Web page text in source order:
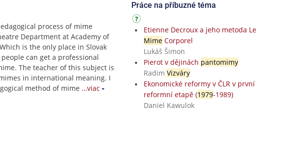
process of mime
Department at Academy of
is the only place in Slovak
can get a professional
The teacher of this subject is
in international meaning. I
method of mime …viac
Práce na příbuzné téma
Etienne Decroux a jeho metoda Le
MimeCorporel
Lukáš Šimon
Pierot v dějinách pantomimy
Radim Vizváry
Ekonomické reformy v ČLR v první
reformní etapě (1979-1989)
Daniel Kawulok